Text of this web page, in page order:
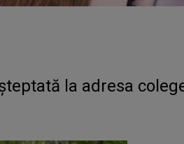
la adresa